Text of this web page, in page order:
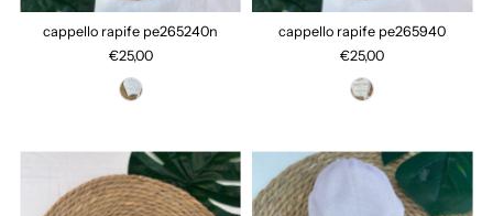
cappello rapife pe265240n
€25,00
cappello rapife pe265940
€25,00